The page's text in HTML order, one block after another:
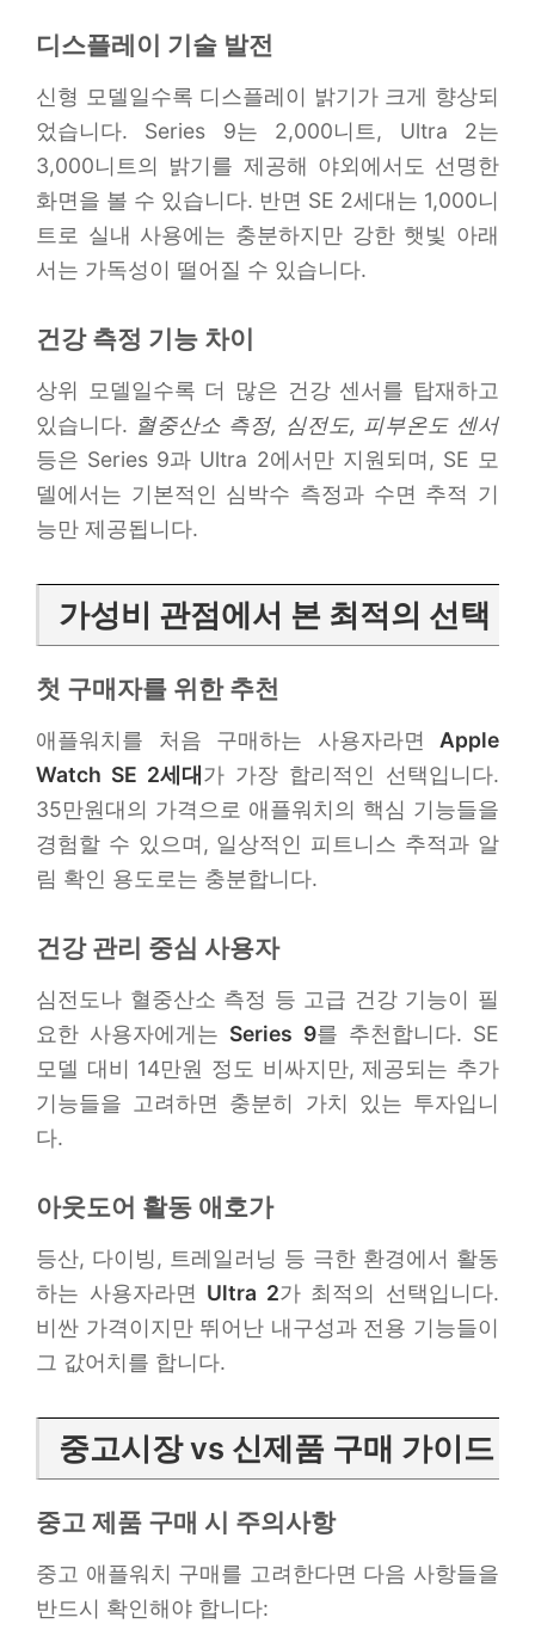
디스플레이 기술 발전
신형 모델일수록 디스플레이 밝기가 크게 향상되
었습니다. Series 9는 2,000니트, Ultra 2는
3,000니트의 밝기를 제공해 야외에서도 선명한
화면을 볼 수 있습니다. 반면 SE 2세대는 1,000니
트로 실내 사용에는 충분하지만 강한 햇빛 아래
서는 가독성이 떨어질 수 있습니다.
건강 측정 기능 차이
상위 모델일수록 더 많은 건강 센서를 탑재하고
있습니다. 혈중산소 측정, 심전도, 피부온도 센서
등은 Series 9과 Ultra 2에서만 지원되며, SE 모
델에서는 기본적인 심박수 측정과 수면 추적 기
능만 제공됩니다.
가성비 관점에서 본 최적의 선택
첫 구매자를 위한 추천
애플워치를 처음 구매하는 사용자라면 Apple
Watch SE 2세대 가 가장 합리적인 선택입니다.
35만원대의 가격으로 애플워치의 핵심 기능들을
경험할 수 있으며, 일상적인 피트니스 추적과 알
림 확인 용도로는 충분합니다.
건강 관리 중심 사용자
심전도나 혈중산소 측정 등 고급 건강 기능이 필
요한 사용자에게는 Series 9를 추천합니다. SE
모델 대비 14만원 정도 비싸지만, 제공되는 추가
기능들을 고려하면 충분히 가치 있는 투자입니
다.
아웃도어 활동 애호가
등산, 다이빙, 트레일러닝 등 극한 환경에서 활동
하는 사용자라면 Ultra 2가 최적의 선택입니다.
비싼 가격이지만 뛰어난 내구성과 전용 기능들이
그 값어치를 합니다.
중고시장 vs 신제품 구매 가이드
중고 제품 구매 시 주의사항
중고 애플워치 구매를 고려한다면 다음 사항들을
반드시 확인해야 합니다: